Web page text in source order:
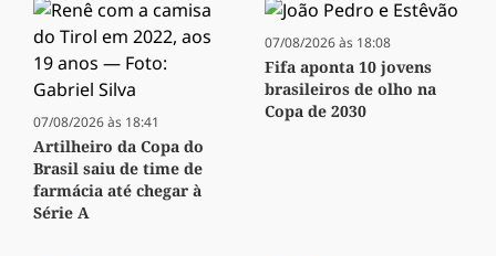
07/08/2026 às 18:41
Artilheiro da Copa do
Brasil saiu de time de
farmácia até chegar à
Série A
07/08/2026 às 18:08
Fifa aponta 10 jovens
brasileiros de olho na
Copa de 2030